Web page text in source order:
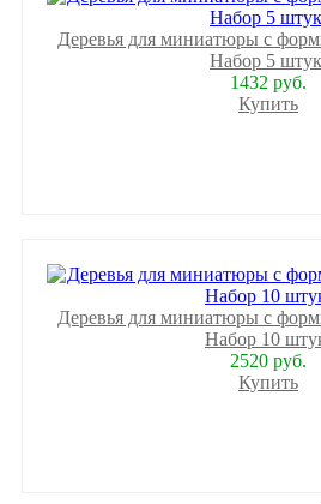
Деревья для миниатюры с
Набор 5
1432 руб.
Купить
Деревья для миниатюры с
Набор 10
2520 руб.
Купить